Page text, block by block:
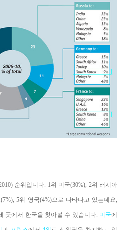
순위입니다. 1위 미국(30%), 2위 러시아
5위 영국(4%)으로 나타나고 있는데요,
곳에서 한국을 찾아볼 수 있습니다. 미국에